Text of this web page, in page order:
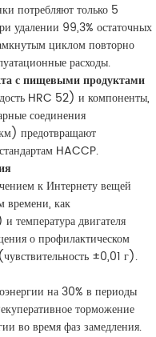
потребляют только 5
удалении 99,3% остаточных
циклом повторно
расходы.
с пищевыми продуктами
HRC 52) и компоненты,
соединения
предотвращают
HACCP.
к Интернету вещей
времени, как
температура двигателя
о профилактическом
(чувствительность ±0,01 г).
на 30% в периоды
торможение
во время фаз замедления.